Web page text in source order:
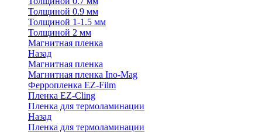
Толщиной 0.9 мм
Толщиной 1-1.5 мм
Толщиной 2 мм
Магнитная пленка
Назад
Магнитная пленка
Магнитная пленка Ino-Mag
Ферропленка EZ-Film
Пленка EZ-Cling
Пленка для термоламинации
Назад
Пленка для термоламинации